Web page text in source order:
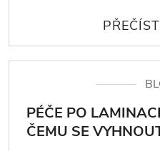
PÉČE PO
ČEMU SE